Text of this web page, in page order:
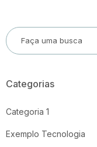
Categorias
Categoria 1
Exemplo Tecnologia